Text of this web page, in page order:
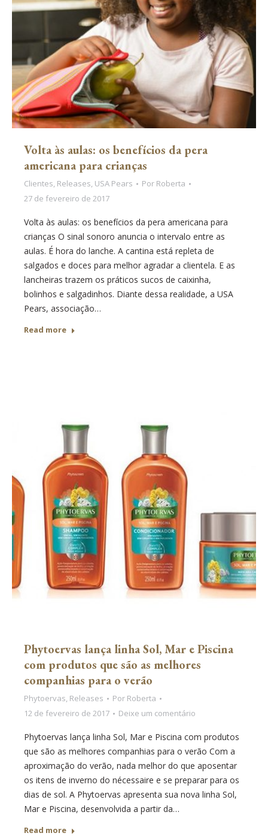
Volta às aulas: os benefícios da pera
americana para crianças
Clientes, Releases, USA Pears Por Roberta
27 de fevereiro de 2017
Volta às aulas: os benefícios da pera americana para
crianças O sinal sonoro anuncia o intervalo entre as
aulas. É hora do lanche. A cantina está repleta de
salgados e doces para melhor agradar a clientela. E as
lancheiras trazem os práticos sucos de caixinha,
bolinhos e salgadinhos. Diante dessa realidade, a USA
Pears, associação…
Read more
Phytoervas lança linha Sol, Mar e Piscina
com produtos que são as melhores
companhias para o verão
Phytoervas, Releases Por Roberta
12 de fevereiro de 2017
Deixe um comentário
Phytoervas lança linha Sol, Mar e Piscina com produtos
que são as melhores companhias para o verão Com a
aproximação do verão, nada melhor do que aposentar
os itens de inverno do nécessaire e se preparar para os
dias de sol. A Phytoervas apresenta sua nova linha Sol,
Mar e Piscina, desenvolvida a partir da…
Read more